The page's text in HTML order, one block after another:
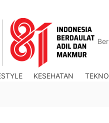
KESEHATAN TEKNO